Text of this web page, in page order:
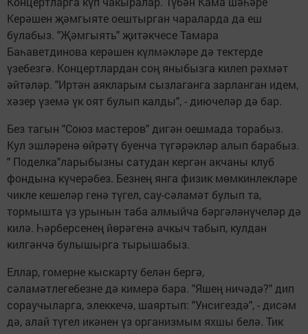
Керәшен җәмгыяте оештырган чараларда да еш
булабыз. "Җәмгыять" җитәкчесе Тамара
Баһаветдинова керәшен күлмәкләре дә тектерде
үзебезгә. Концертлардан соң яныбызга килеп рәхмәт
әйтәләр. "Иртән аякларым сызлаганга зарланган идем,
хәзер үземә үк оят булып калды", - диючеләр дә бар.
Без тагын "Союз мастеров" дигән оешмада торабыз.
Кул эшләренә өйрәтү буенча түгәрәкләр алып барабыз.
" Поделка"ларыбызны сатудан кергән акчаны клуб
фондына күчерәбез. Безнең янга физик мөмкинлекләре
чикле кешеләр генә түгел, сау-сәламәт булып та,
тормышта үз урынын таба алмыйча бәргәләнүчеләр дә
килә. Һәрберсенең йөрәгенә ачкыч табып, кулдан
килгәнчә булышырга тырышабыз.
Еллар, гомерне кыскарту белән бергә,
сәламәтлегебезне дә кимерә бара. "Яшең ничәдә?" дип
сораучыларга, элеккечә, шаяртып: "Унсигездә", - дисәм
дә, алай түгел икәнен үз организмым яхшы белә. Тик